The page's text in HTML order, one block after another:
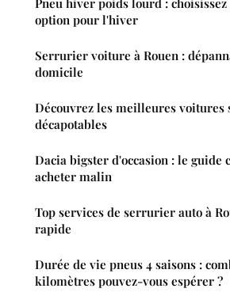
Pneu hiver poids lourd :
option pour l'hiver
Serrurier voiture à Rouen :
domicile
Découvrez les meilleures voitures
décapotables
Dacia bigster d'occasion : le guide
acheter malin
Top services de serrurier auto à
rapide
Durée de vie pneus 4 saisons :
kilomètres pouvez-vous espérer ?